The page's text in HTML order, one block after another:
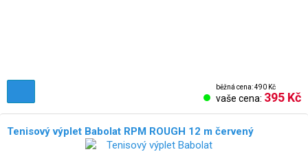
běžná cena: 490 Kč
vaše cena: 395 Kč
Tenisový výplet Babolat RPM ROUGH 12 m červený